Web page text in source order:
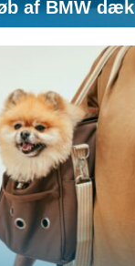
af BMW dæk